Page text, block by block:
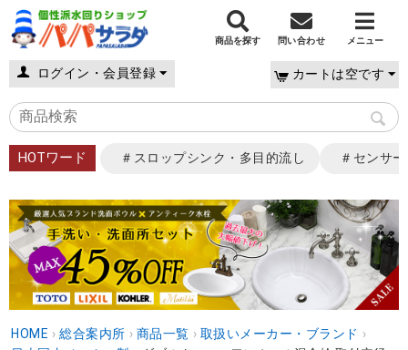
商品を探す 問い合わせ メニュー
ログイン・会員登録 カートは空です
HOTワード ＃スロップシンク・多目的流し ＃センサ
HOME › 総合案内所 › 商品一覧 › 取扱いメーカー・ブランド ›